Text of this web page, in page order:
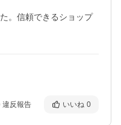
。信頼できるショップ
違反報告 いいね 0